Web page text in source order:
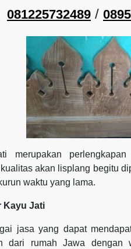
081225732489 /
merupakan
akan lisplang begitu
waktu yang lama.
Kayu Jati
jasa yang dapat
dari rumah Jawa